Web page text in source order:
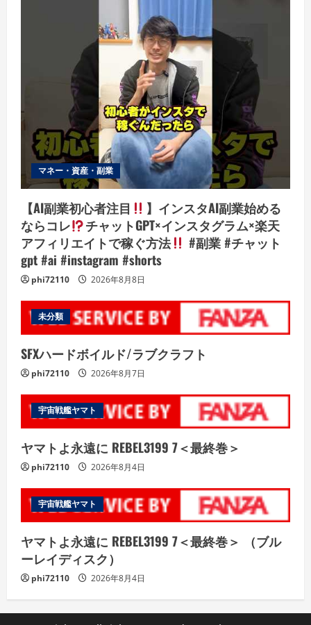
マネー・資産・副業
【AI副業初心者注目
】インスタAI副業始める
ならコレ
チャットGPT×インスタグラム×楽天
アフィリエイトで稼ぐ方法
#副業 #チャット
gpt #ai #instagram #shorts
phi72110 2026年8月8日
未分類
SFXハードボイルド/ラブクラフト
phi72110 2026年8月7日
宇宙戦艦ヤマト
ヤマトよ永遠に REBEL3199 7＜最終巻＞
phi72110 2026年8月4日
宇宙戦艦ヤマト
ヤマトよ永遠に REBEL3199 7＜最終巻＞ （ブル
ーレイディスク）
phi72110 2026年8月4日